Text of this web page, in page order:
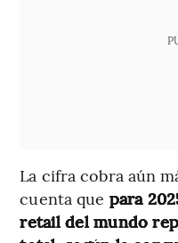
La cifra cobra aún
cuenta que para
retail del mundo